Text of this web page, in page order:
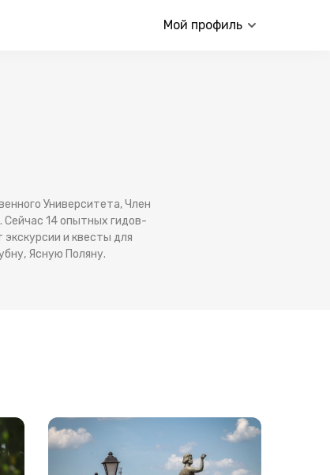
Мой профиль
Университета, Член
Сейчас 14 опытных гидов-
и квесты для
Ясную Поляну.